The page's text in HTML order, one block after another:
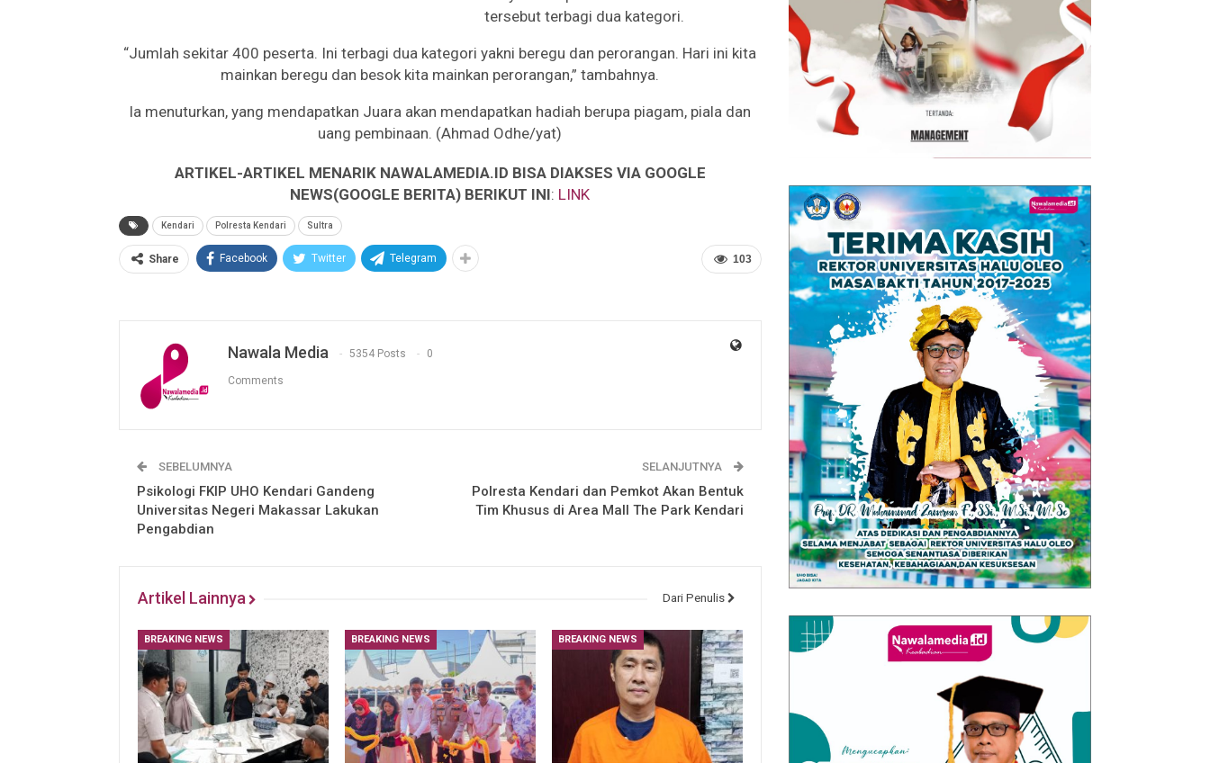
tersebut terbagi dua kategori.
“Jumlah sekitar 400 peserta. Ini terbagi dua kategori yakni beregu dan perorangan. Hari ini kita
mainkan beregu dan besok kita mainkan perorangan,” tambahnya.
Ia menuturkan, yang mendapatkan Juara akan mendapatkan hadiah berupa piagam, piala dan
uang pembinaan. (Ahmad Odhe/yat)
ARTIKEL-ARTIKEL MENARIK NAWALAMEDIA.ID BISA DIAKSES VIA GOOGLE
NEWS(GOOGLE BERITA) BERIKUT INI: LINK
Kendari Polresta Kendari Sultra
103
Share Facebook Twitter Telegram
Nawala Media 5354 Posts 0
Comments
SEBELUMNYA
Psikologi FKIP UHO Kendari Gandeng
Universitas Negeri Makassar Lakukan
Pengabdian
SELANJUTNYA
Polresta Kendari dan Pemkot Akan Bentuk
Tim Khusus di Area Mall The Park Kendari
Artikel Lainnya Dari Penulis
BREAKING NEWS BREAKING NEWS BREAKING NEWS